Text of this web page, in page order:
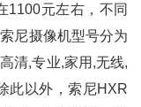
1100元左右，不同
尼摄像机型号分为
清,专业,家用,无线,
此以外，索尼HXR